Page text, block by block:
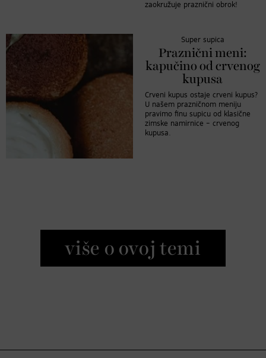
zaokružuje praznični obrok!
Super supica
Praznični meni:
kapučino od crvenog
kupusa
Crveni kupus ostaje crveni kupus?
U našem prazničnom meniju
pravimo finu supicu od klasične
zimske namirnice – crvenog
kupusa.
više o ovoj temi